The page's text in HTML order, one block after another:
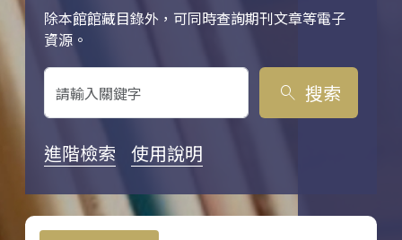
除本館館藏目錄外，可同時查詢期刊文章等電子
資源。
關鍵字搜尋
search 搜索
進階檢索 使用說明